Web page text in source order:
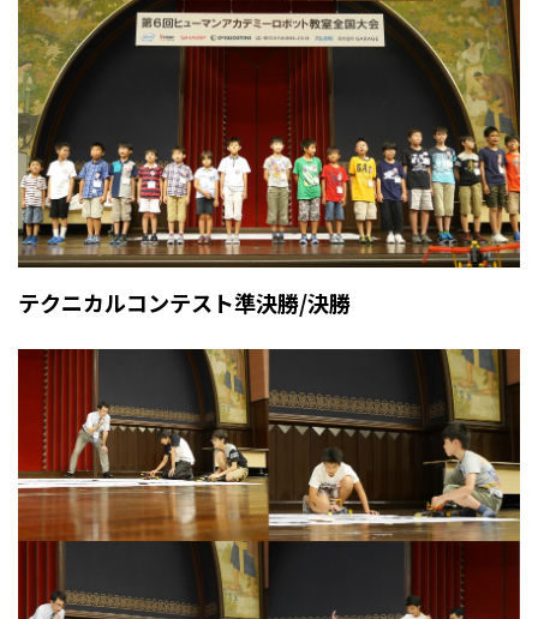
テクニカルコンテスト準決勝/決勝